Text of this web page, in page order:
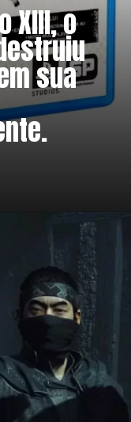
XIII, o
sua